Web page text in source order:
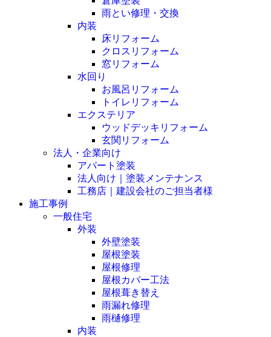
雨とい修理・交換
内装
床リフォーム
クロスリフォーム
窓リフォーム
水回り
お風呂リフォーム
トイレリフォーム
エクステリア
ウッドデッキリフォーム
玄関リフォーム
法人・企業向け
アパート塗装
法人向け｜塗装メンテナンス
工務店｜建設会社のご担当者様
施工事例
一般住宅
外装
外壁塗装
屋根塗装
屋根修理
屋根カバー工法
屋根葺き替え
雨漏れ修理
雨樋修理
内装